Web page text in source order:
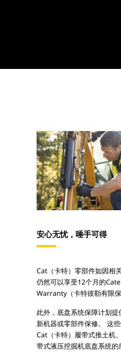
安心无忧，唾手可得
Cat（卡特）零部件如因相
仍然可以享受12个月的
Warranty（卡特彼勒有限保
此外，底盘系统保障计划
新机器或零部件保修。 这
Cat（卡特）履带式推土机
带式液压挖掘机底盘系统